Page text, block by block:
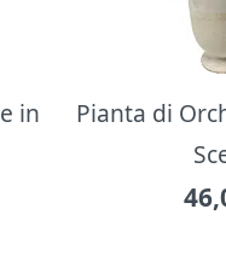
in
Pianta di